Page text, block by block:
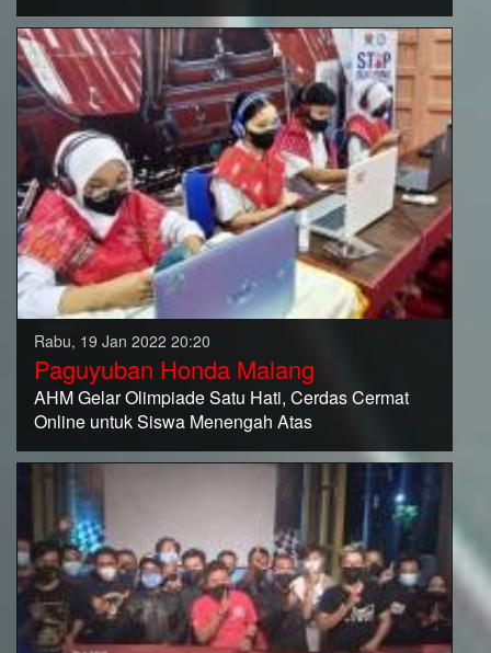
Rabu, 19 Jan 2022 20:20
Paguyuban Honda Malang
AHM Gelar Olimpiade Satu Hati, Cerdas Cermat
Online untuk Siswa Menengah Atas